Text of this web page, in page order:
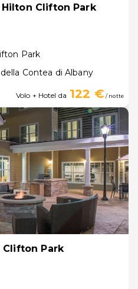
Clifton Park
Park
Contea di Albany
Volo + Hotel da 122 €/ notte
Clifton Park